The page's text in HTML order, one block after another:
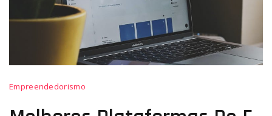
Plataformas
Empreendedorismo